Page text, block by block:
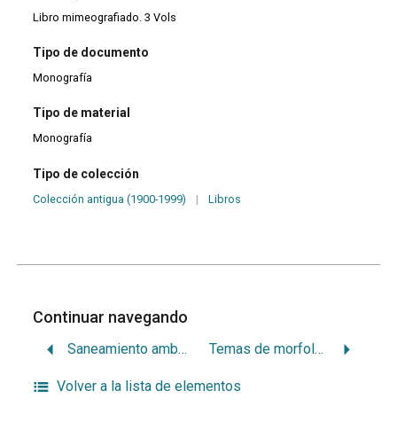
Libro mimeografiado. 3 Vols
Tipo de documento
Monografía
Tipo de material
Monografía
Tipo de colección
Colección antigua (1900-1999) | Libros
Continuar navegando
Saneamiento ambiental Temas de morfología dentaria
Volver a la lista de elementos